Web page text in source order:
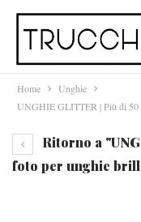
Home
Unghie
UNGHIE GLITTER | Più di 50
Ritorno a
foto per unghie